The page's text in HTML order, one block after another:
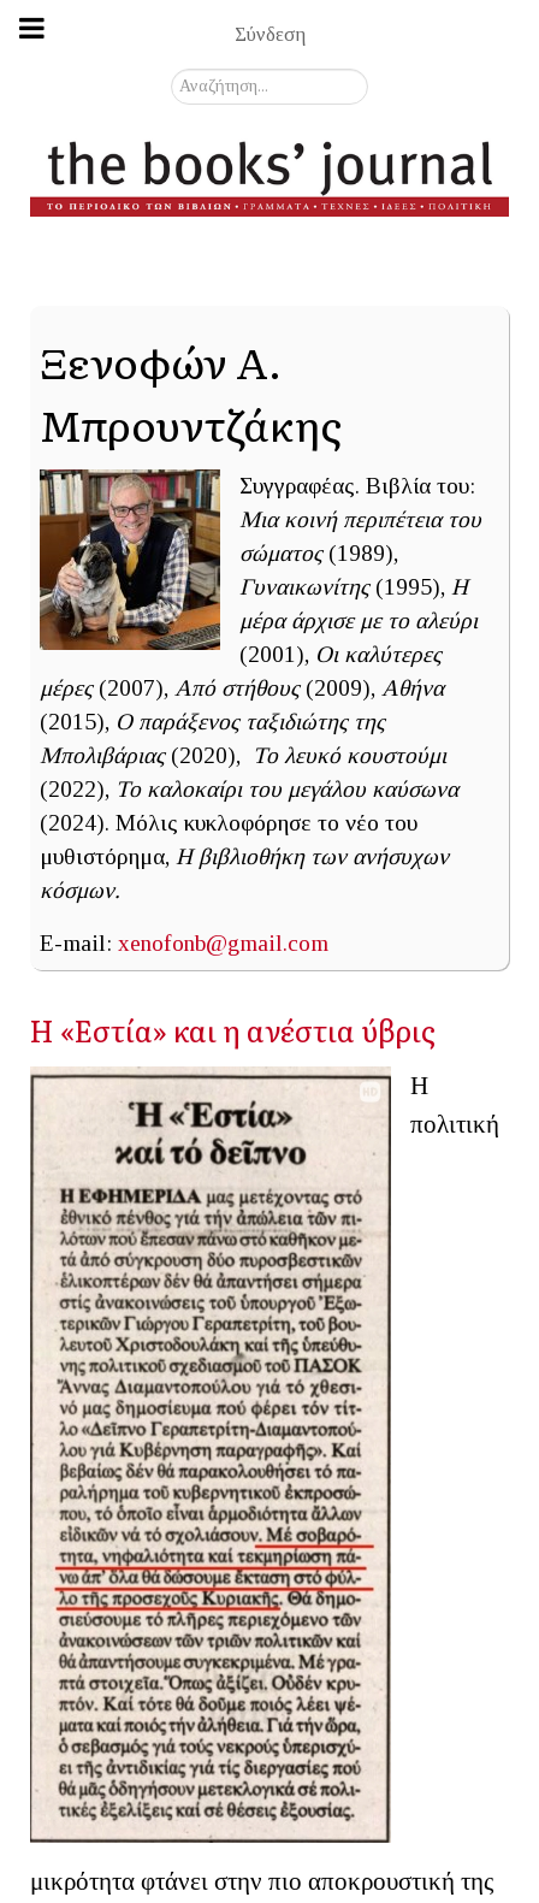
Σύνδεση
Αναζήτηση...
Ξενοφών Α.
Μπρουντζάκης
Συγγραφέας. Βιβλία του:
Μια κοινή περιπέτεια του
σώματος(1989),
Γυναικωνίτης(1995), Η
μέρα άρχισε με το αλεύρι
(2001), Οι καλύτερες
μέρες(2007), Από στήθους(2009), Αθήνα
(2015), Ο παράξενος ταξιδιώτης της
Μπολιβάριας(2020),
Το λευκό κουστούμι
(2022), Το καλοκαίρι του μεγάλου καύσωνα
(2024). Μόλις κυκλοφόρησε το νέο του
μυθιστόρημα, Η βιβλιοθήκη των ανήσυχων
κόσμων.
E-mail: xenofonb@gmail.com
Η «Εστία» και η ανέστια ύβρις
Η
πολιτική
μικρότητα φτάνει στην πιο αποκρουστική της